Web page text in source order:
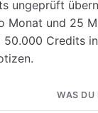
ungeprüft
Monat und 25
Credits
WAS DU